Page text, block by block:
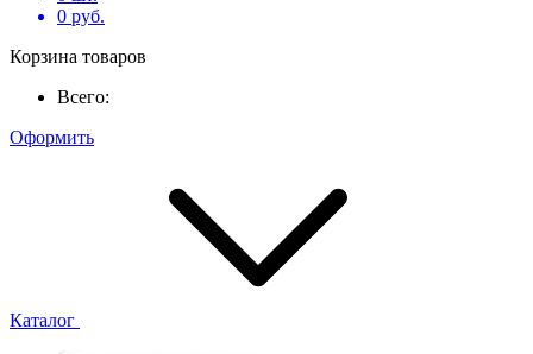
0 руб.
Корзина товаров
Всего:
Оформить
Каталог